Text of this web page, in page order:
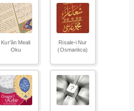
Kur'ân Meali
Oku
Risale-i Nur
(Osmanlıca)